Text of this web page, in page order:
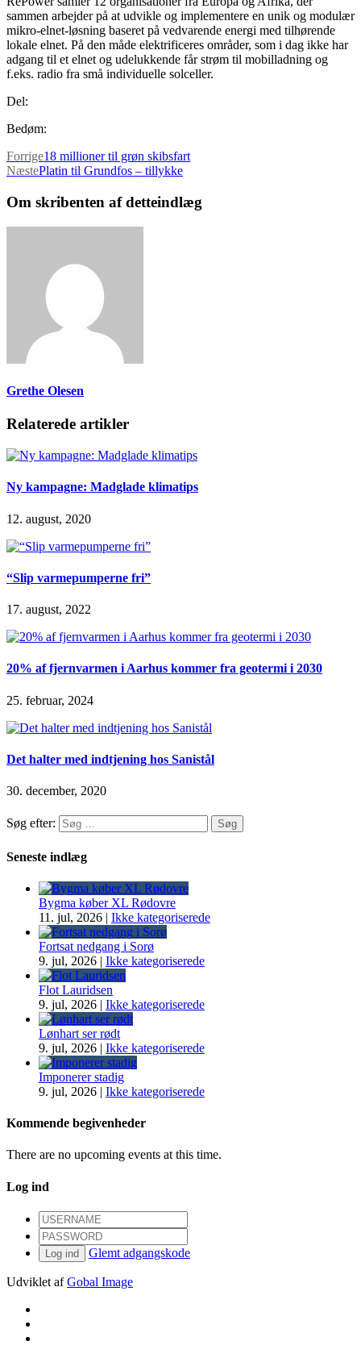
sammen arbejder på at udvikle og implementere en unik og modulær
mikro-elnet-løsning baseret på vedvarende energi med tilhørende
lokale elnet. På den måde elektrificeres områder, som i dag ikke har
adgang til et elnet og udelukkende får strøm til mobilladning og
f.eks. radio fra små individuelle solceller.
Del:
Bedøm:
Forrige18 millioner til grøn skibsfart
NæstePlatin til Grundfos – tillykke
Om skribenten af detteindlæg
Grethe Olesen
Relaterede artikler
Ny kampagne: Madglade klimatips
12. august, 2020
“Slip varmepumperne fri”
17. august, 2022
20% af fjernvarmen i Aarhus kommer fra geotermi i 2030
25. februar, 2024
Det halter med indtjening hos Sanistål
30. december, 2020
Søg efter:
Seneste indlæg
Bygma køber XL Rødovre
11. jul, 2026 | Ikke kategoriserede
Fortsat nedgang i Sorø
9. jul, 2026 | Ikke kategoriserede
Flot Lauridsen
9. jul, 2026 | Ikke kategoriserede
Lønhart ser rødt
9. jul, 2026 | Ikke kategoriserede
Imponerer stadig
9. jul, 2026 | Ikke kategoriserede
Kommende begivenheder
There are no upcoming events at this time.
Log ind
Log ind Glemt adgangskode
Udviklet afGobal Image